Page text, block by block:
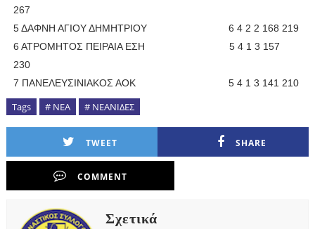
267
5 ΔΑΦΝΗ ΑΓΙΟΥ ΔΗΜΗΤΡΙΟΥ 6 4 2 2 168 219
6 ΑΤΡΟΜΗΤΟΣ ΠΕΙΡΑΙΑ ΕΣΗ 5 4 1 3 157
230
7 ΠΑΝΕΛΕΥΣΙΝΙΑΚΟΣ ΑΟΚ 5 4 1 3 141 210
Tags # ΝΕΑ # ΝΕΑΝΙΔΕΣ
TWEET SHARE
COMMENT
Σχετικά